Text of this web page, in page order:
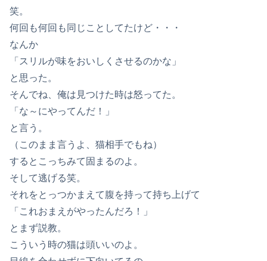
笑。
何回も何回も同じことしてたけど・・・
なんか
「スリルが味をおいしくさせるのかな」
と思った。
そんでね、俺は見つけた時は怒ってた。
「な～にやってんだ！」
と言う。
（このまま言うよ、猫相手でもね）
するとこっちみて固まるのよ。
そして逃げる笑。
それをとっつかまえて腹を持って持ち上げて
「これおまえがやったんだろ！」
とまず説教。
こういう時の猫は頭いいのよ。